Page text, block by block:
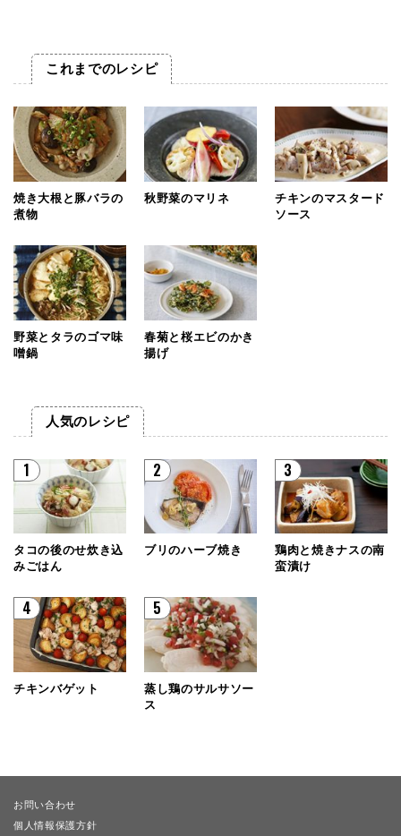
これまでのレシピ
焼き大根と豚バラの
煮物
秋野菜のマリネ
チキンのマスタード
ソース
野菜とタラのゴマ味
噌鍋
春菊と桜エビのかき
揚げ
人気のレシピ
1
タコの後のせ炊き込
みごはん
2
ブリのハーブ焼き
3
鶏肉と焼きナスの南
蛮漬け
4
チキンバゲット
5
蒸し鶏のサルサソー
ス
お問い合わせ
個人情報保護方針